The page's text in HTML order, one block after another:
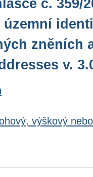
č. 359/
zněních
v.
výškový